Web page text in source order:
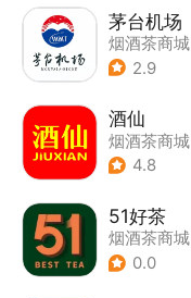
茅台机场
烟酒茶商城
2.9
酒仙
烟酒茶商城
4.8
51好茶
烟酒茶商城
0.0